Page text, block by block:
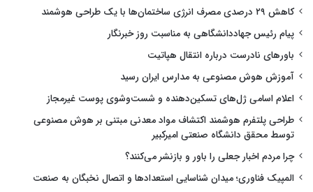
کاهش ۲۹ درصدی مصرف انرژی ساختمان‌ها با یک طراحی هوشمند
پیام رئیس جهاددانشگاهی به مناسبت روز خبرنگار
باورهای نادرست درباره انتقال هپاتیت
آموزش هوش مصنوعی به مدارس ایران رسید
اعلام اسامی ژل‌های تسکین‌دهنده و شست‌وشوی پوست غیرمجاز
طراحی پلتفرم هوشمند اکتشاف مواد معدنی مبتنی بر هوش مصنوعی
توسط محقق دانشگاه صنعتی امیرکبیر
چرا مردم اخبار جعلی را باور و بازنشر می‌کنند؟
المپیک فناوری؛ میدان شناسایی استعدادها و اتصال نخبگان به صنعت